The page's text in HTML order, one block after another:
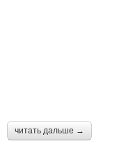
читать дальше →